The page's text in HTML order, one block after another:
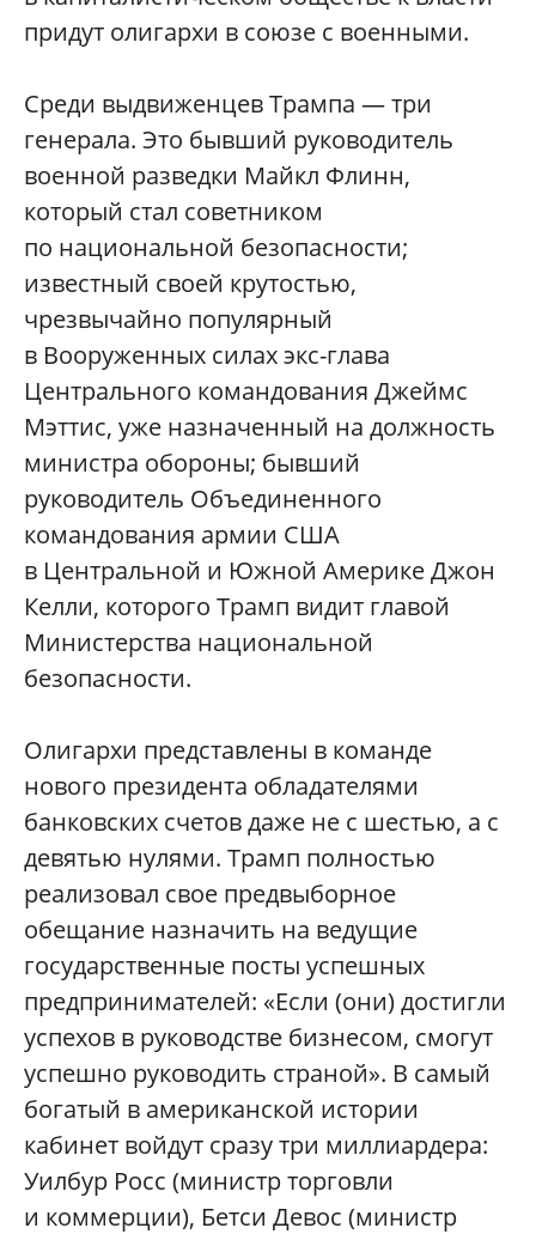
придут олигархи в союзе с военными.
Среди выдвиженцев Трампа — три
генерала. Это бывший руководитель
военной разведки Майкл Флинн,
который стал советником
по национальной безопасности;
известный своей крутостью,
чрезвычайно популярный
в Вооруженных силах экс-глава
Центрального командования Джеймс
Мэттис, уже назначенный на должность
министра обороны; бывший
руководитель Объединенного
командования армии США
в Центральной и Южной Америке Джон
Келли, которого Трамп видит главой
Министерства национальной
безопасности.
Олигархи представлены в команде
нового президента обладателями
банковских счетов даже не с шестью, а с
девятью нулями. Трамп полностью
реализовал свое предвыборное
обещание назначить на ведущие
государственные посты успешных
предпринимателей: «Если (они) достигли
успехов в руководстве бизнесом, смогут
успешно руководить страной». В самый
богатый в американской истории
кабинет войдут сразу три миллиардера:
Уилбур Росс (министр торговли
и коммерции), Бетси Девос (министр